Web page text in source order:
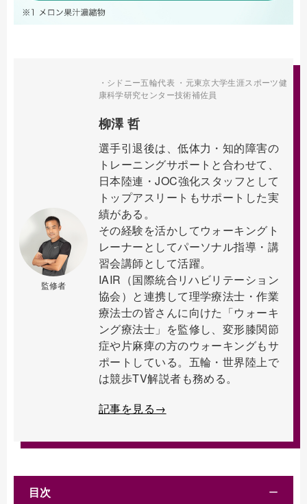
監修者
・シドニー五輪代表 ・元東京大学生涯スポーツ健
康科学研究センター技術補佐員
柳澤 哲
選手引退後は、低体力・知的障害の
トレーニングサポートと合わせて、
日本陸連・JOC強化スタッフとして
トップアスリートもサポートした実
績がある。
その経験を活かしてウォーキングト
レーナーとしてパーソナル指導・講
習会講師として活躍。
IAIR（国際統合リハビリテーション
協会）と連携して理学療法士・作業
療法士の皆さんに向けた「ウォーキ
ング療法士」を監修し、変形膝関節
症や片麻痺の方のウォーキングもサ
ポートしている。五輪・世界陸上で
は競歩TV解説者も務める。
記事を見る→
目次 ー